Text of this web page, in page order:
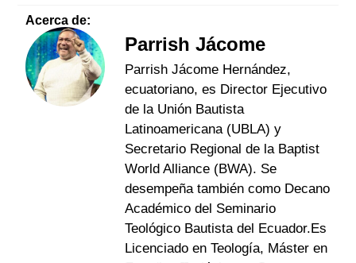
Acerca de:
Parrish Jácome
Parrish Jácome Hernández,
ecuatoriano, es Director Ejecutivo
de la Unión Bautista
Latinoamericana (UBLA) y
Secretario Regional de la Baptist
World Alliance (BWA). Se
desempeña también como Decano
Académico del Seminario
Teológico Bautista del Ecuador.Es
Licenciado en Teología, Máster en